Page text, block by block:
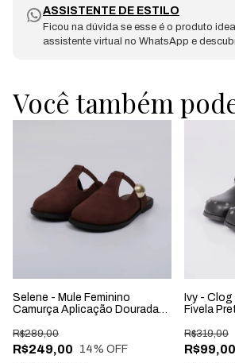
ASSISTENTE DE ESTILO
Ficou na dúvida se esse é o produto
assistente virtual no WhatsApp e
Você também
Selene - Mule Feminino
Camurça Aplicação Dourada
R$249,00
R$289,00
14% OFF
Ivy -
Fivela
R$99,00
R$319,00